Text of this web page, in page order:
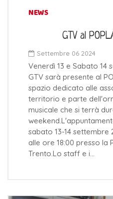
NEWS
GTV al
Settembre 06 2024
Venerdì 13 e Sabato 14
GTV sarà presente al
spazio dedicato alle
territorio e parte
musicale che si terrà
sabato 13-14 settembre
alle ore 18:00 presso la
Trento.Lo staff e i…